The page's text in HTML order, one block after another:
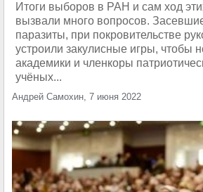
Итоги выборов в РАН и сам ход
вызвали много вопросов.
паразиты, при покровительстве
устроили закулисные игры, чтобы
академики и членкоры
учёных...
Андрей Самохин, 7 июня 2022